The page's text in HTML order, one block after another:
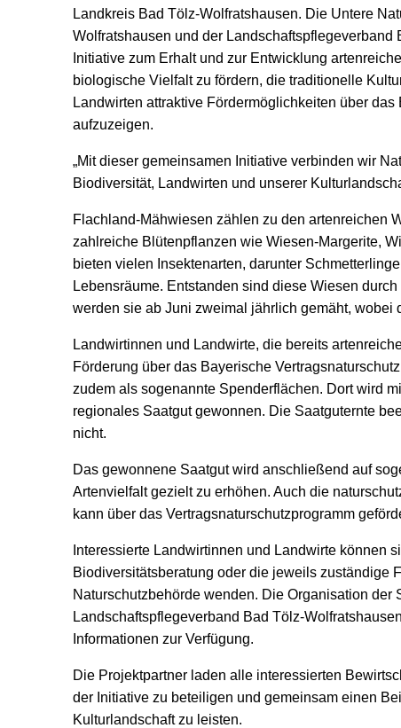
Landkreis Bad Tölz-Wolfratshausen. Die Untere
Wolfratshausen und der
Initiative zum Erhalt und zur Entwicklung
biologische Vielfalt zu fördern, die traditionelle
Landwirten attraktive Fördermöglichkeiten über
aufzuzeigen.
„Mit dieser gemeinsamen Initiative verbinden wir
Biodiversität, Landwirten und unserer
Flachland-Mähwiesen zählen zu den artenreichen
zahlreiche Blütenpflanzen wie Wiesen-Margerite,
bieten vielen Insektenarten, darunter
Lebensräume. Entstanden sind diese Wiesen
werden sie ab Juni zweimal jährlich gemäht,
Landwirtinnen und Landwirte, die bereits
Förderung über das Bayerische
zudem als sogenannte Spenderflächen. Dort wird
regionales Saatgut gewonnen. Die Saatguternte
nicht.
Das gewonnene Saatgut wird anschließend auf
Artenvielfalt gezielt zu erhöhen. Auch die
kann über das Vertragsnaturschutzprogramm
Interessierte Landwirtinnen und Landwirte können
Biodiversitätsberatung oder die jeweils zuständige
Naturschutzbehörde wenden. Die Organisation
Landschaftspflegeverband Bad Tölz-
Informationen zur Verfügung.
Die Projektpartner laden alle interessierten
der Initiative zu beteiligen und gemeinsam einen
Kulturlandschaft zu leisten.